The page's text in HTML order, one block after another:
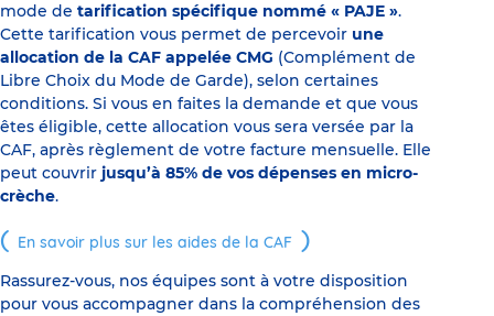
mode de tarification spécifique nommé « PAJE ».
Cette tarification vous permet de percevoir une
allocation de la CAF appelée CMG (Complément de
Libre Choix du Mode de Garde), selon certaines
conditions. Si vous en faites la demande et que vous
êtes éligible, cette allocation vous sera versée par la
CAF, après règlement de votre facture mensuelle. Elle
peut couvrir jusqu’à 85% de vos dépenses en micro-
crèche.
En savoir plus sur les aides de la CAF
Rassurez-vous, nos équipes sont à votre disposition
pour vous accompagner dans la compréhension des